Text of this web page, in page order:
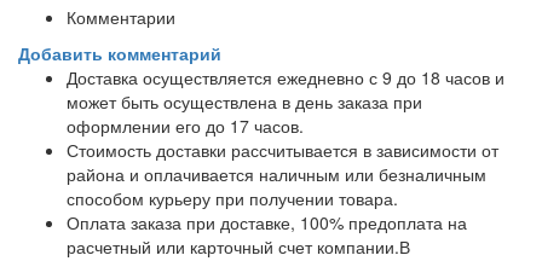
Комментарии
Добавить комментарий
Доставка осуществляется ежедневно с 9 до 18 часов и
может быть осуществлена в день заказа при
оформлении его до 17 часов.
Стоимость доставки рассчитывается в зависимости от
района и оплачивается наличным или безналичным
способом курьеру при получении товара.
Оплата заказа при доставке, 100% предоплата на
расчетный или карточный счет компании.В